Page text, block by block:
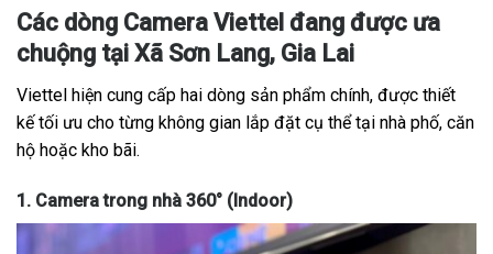
Các dòng Camera Viettel đang được ưa
chuộng tại Xã Sơn Lang, Gia Lai
Viettel hiện cung cấp hai dòng sản phẩm chính, được thiết
kế tối ưu cho từng không gian lắp đặt cụ thể tại nhà phố, căn
hộ hoặc kho bãi.
1. Camera trong nhà 360° (Indoor)